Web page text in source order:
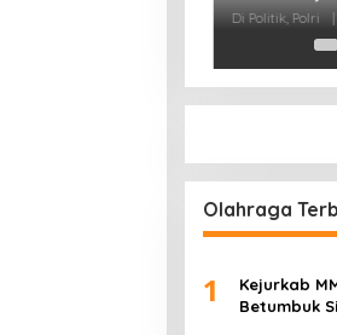
Olahraga
1
Kejurkab
Betumbuk